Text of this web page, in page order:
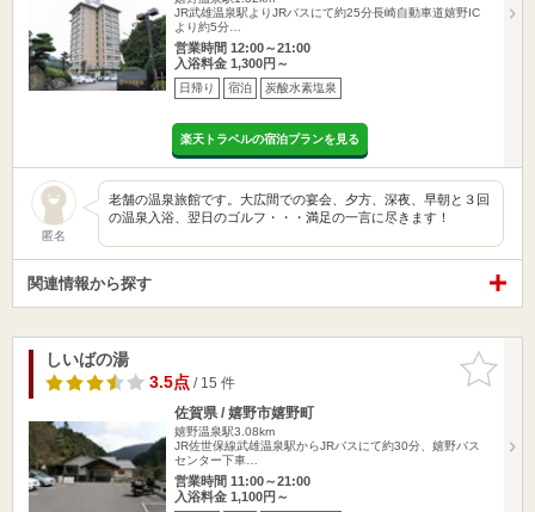
JR武雄温泉駅よりJRバスにて約25分長崎自動車道嬉野IC
より約5分…
営業時間 12:00～21:00
入浴料金 1,300円～
日帰り 宿泊 炭酸水素塩泉
楽天トラベルの宿泊プランを見る
匿名
老舗の温泉旅館です。大広間での宴会、夕方、深夜、早朝と３回
の温泉入浴、翌日のゴルフ・・・満足の一言に尽きます！
関連情報から探す
お気に入
りに追加
しいばの湯
3.5点/ 15 件
佐賀県 / 嬉野市嬉野町
嬉野温泉駅3.08km
JR佐世保線武雄温泉駅からJRバスにて約30分、嬉野バス
センター下車…
営業時間 11:00～21:00
入浴料金 1,100円～